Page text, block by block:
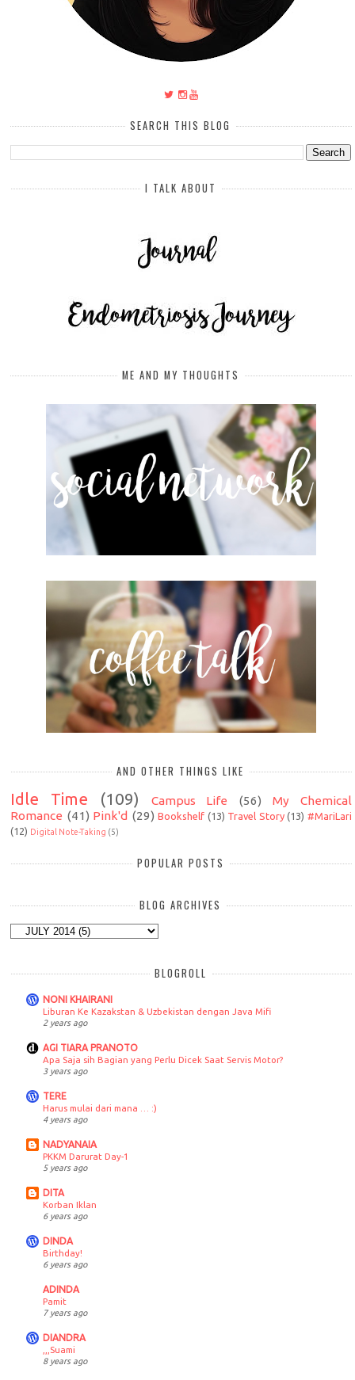
SEARCH THIS BLOG
I TALK ABOUT
ME AND MY THOUGHTS
AND OTHER THINGS LIKE
Idle Time (109) Campus Life (56)
My Chemical
Romance (41) Pink'd (29) Bookshelf (13) Travel Story (13) #MariLari
(12) Digital Note-Taking (5)
POPULAR POSTS
BLOG ARCHIVES
BLOGROLL
NONI KHAIRANI
Liburan Ke Kazakstan & Uzbekistan dengan Java Mifi
2 years ago
AGI TIARA PRANOTO
Apa Saja sih Bagian yang Perlu Dicek Saat Servis Motor?
3 years ago
TERE
Harus mulai dari mana … :)
4 years ago
NADYANAIA
PKKM Darurat Day-1
5 years ago
DITA
Korban Iklan
6 years ago
DINDA
Birthday!
6 years ago
ADINDA
Pamit
7 years ago
DIANDRA
,,,Suami
8 years ago